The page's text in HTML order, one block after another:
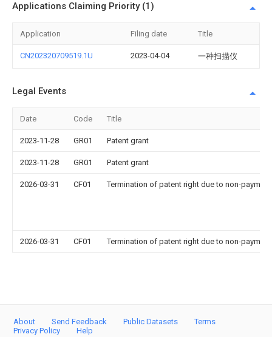
Applications Claiming Priority (1)
Application Filing date Title
CN202320709519.1U 2023-04-04 一种扫描仪
Legal Events
Date Code Title
2023-11-28 GR01 Patent grant
2023-11-28 GR01 Patent grant
2026-03-31 CF01 Termination of patent right due to non-
2026-03-31 CF01 Termination of patent right due to non-
About Send Feedback Public Datasets
Terms
Privacy Policy
Help